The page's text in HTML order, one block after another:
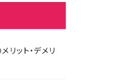
リット・デメリ